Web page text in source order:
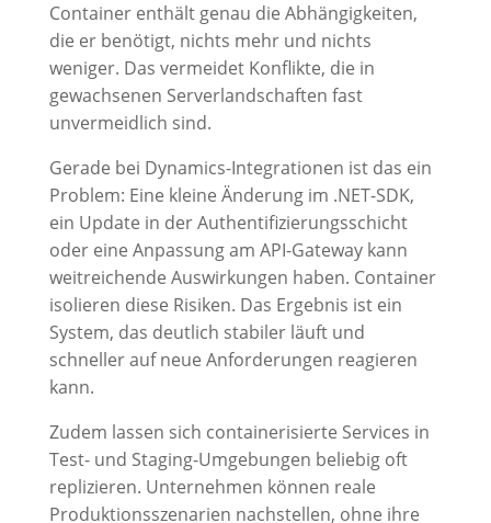
Container enthält genau die Abhängigkeiten,
die er benötigt, nichts mehr und nichts
weniger. Das vermeidet Konflikte, die in
gewachsenen Serverlandschaften fast
unvermeidlich sind.
Gerade bei Dynamics-Integrationen ist das ein
Problem: Eine kleine Änderung im .NET-SDK,
ein Update in der Authentifizierungsschicht
oder eine Anpassung am API-Gateway kann
weitreichende Auswirkungen haben. Container
isolieren diese Risiken. Das Ergebnis ist ein
System, das deutlich stabiler läuft und
schneller auf neue Anforderungen reagieren
kann.
Zudem lassen sich containerisierte Services in
Test- und Staging-Umgebungen beliebig oft
replizieren. Unternehmen können reale
Produktionsszenarien nachstellen, ohne ihre